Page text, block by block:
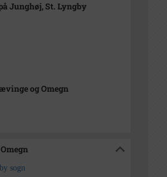
Junghøj, St. Lyngby
og Omegn
sogn